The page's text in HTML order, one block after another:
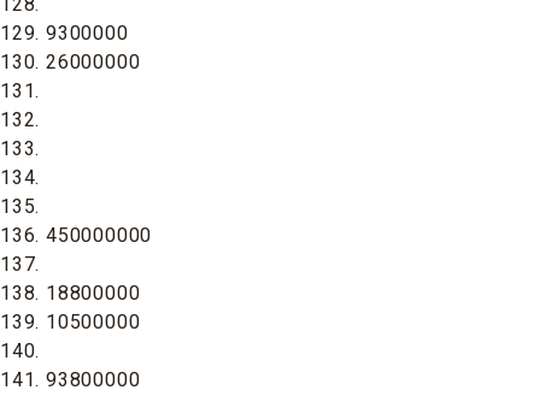
129. 9300000
130. 26000000
131.
132.
133.
134.
135.
136. 450000000
137.
138. 18800000
139. 10500000
140.
141. 93800000